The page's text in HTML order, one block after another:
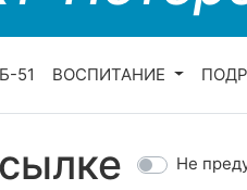
51 ВОСПИТАНИЕ
Не